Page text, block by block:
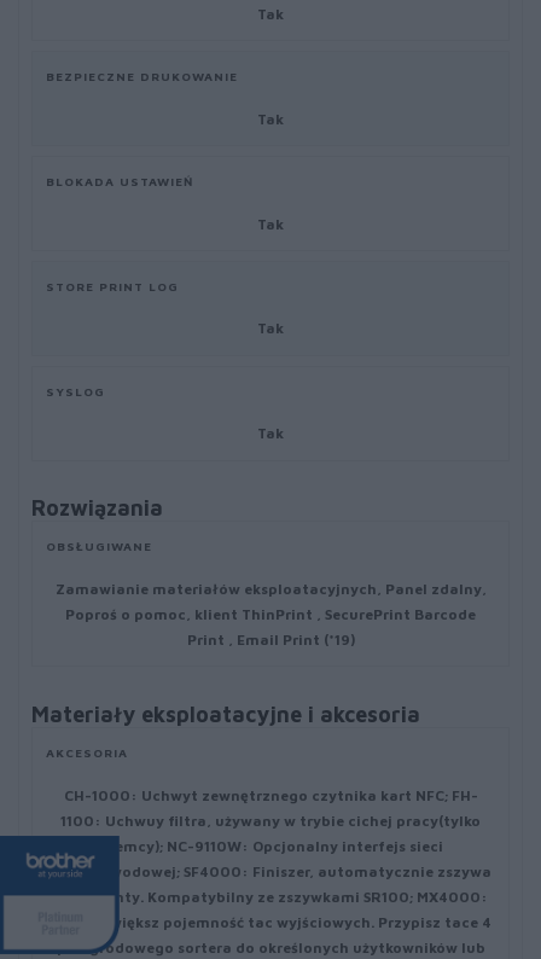
Tak
BEZPIECZNE DRUKOWANIE
Tak
BLOKADA USTAWIEŃ
Tak
STORE PRINT LOG
Tak
SYSLOG
Tak
Rozwiązania
OBSŁUGIWANE
Zamawianie materiałów eksploatacyjnych, Panel zdalny,
Poproś o pomoc, klient ThinPrint , SecurePrint Barcode
Print , Email Print (*19)
Materiały eksploatacyjne i akcesoria
AKCESORIA
CH-1000: Uchwyt zewnętrznego czytnika kart NFC; FH-
1100: Uchwuy filtra, używany w trybie cichej pracy(tylko
Niemcy); NC-9110W: Opcjonalny interfejs sieci
bezprzewodowej; SF4000: Finiszer, automatycznie zszywa
dokumenty. Kompatybilny ze zszywkami SR100; MX4000:
Sorter, zwiększ pojemność tac wyjściowych. Przypisz tace 4
przegrodowego sortera do określonych użytkowników lub